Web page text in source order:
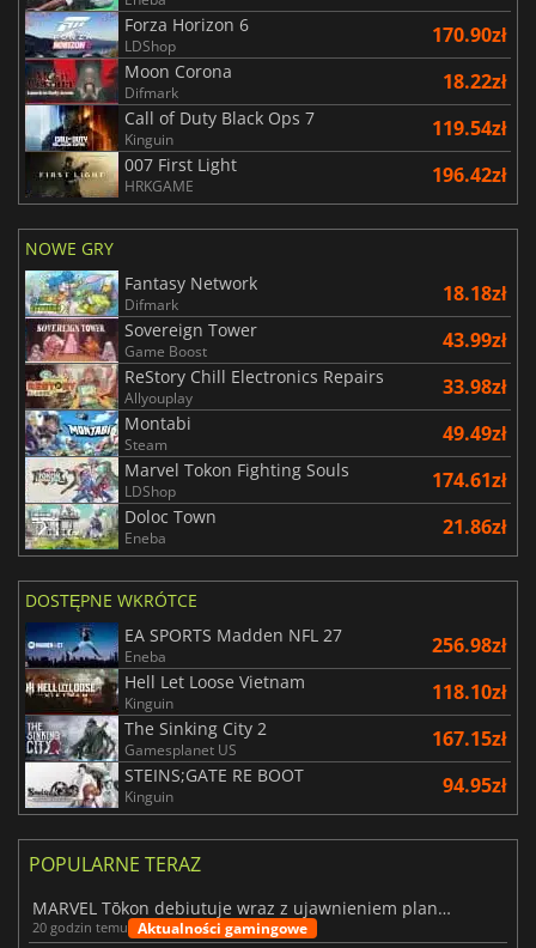
Forza Horizon 6
LDShop 170.90zł
Moon Corona
Difmark 18.22zł
Call of Duty Black Ops 7
Kinguin 119.54zł
007 First Light
HRKGAME 196.42zł
NOWE GRY
Fantasy Network
Difmark 18.18zł
Sovereign Tower
Game Boost 43.99zł
ReStory Chill Electronics Repairs
Allyouplay 33.98zł
Montabi
Steam 49.49zł
Marvel Tokon Fighting Souls
LDShop 174.61zł
Doloc Town
Eneba 21.86zł
DOSTĘPNE WKRÓTCE
EA SPORTS Madden NFL 27
Eneba 256.98zł
Hell Let Loose Vietnam
Kinguin 118.10zł
The Sinking City 2
Gamesplanet US 167.15zł
STEINS;GATE RE BOOT
Kinguin 94.95zł
POPULARNE TERAZ
MARVEL Tōkon debiutuje wraz z ujawnieniem planu rozwoju na pierwszy rok
20 godzin temu Aktualności gamingowe